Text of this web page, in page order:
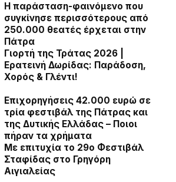
Η παράσταση-φαινόμενο που
συγκίνησε περισσότερους από
250.000 θεατές έρχεται στην
Πάτρα
Γιορτή της Τράτας 2026 |
Ερατεινή Δωρίδας: Παράδοση,
Χορός & Γλέντι!
Επιχορηγήσεις 42.000 ευρώ σε
τρία φεστιβάλ της Πάτρας και
της Δυτικής Ελλάδας – Ποιοι
πήραν τα χρήματα
Με επιτυχία το 29ο Φεστιβάλ
Σταφίδας στο Γρηγόρη
Aιγιαλείας